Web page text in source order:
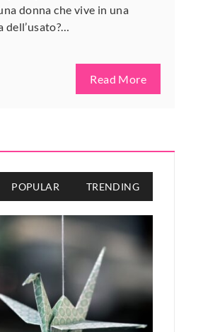
donna che vive in una
Read More
POPULAR TRENDING